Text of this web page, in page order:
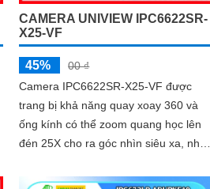
CAMERA UNIVIEW IPC6622SR-
X25-VF
45%
00 ₫
Camera IPC6622SR-X25-VF được
trang bị khả năng quay xoay 360 và
ống kính có thể zoom quang học lên
đén 25X cho ra góc nhìn siêu xa, nhìn
cách 150m, ống kính có độ phân giải